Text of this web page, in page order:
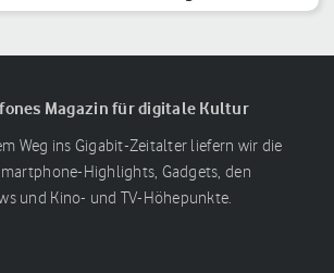
Magazin für digitale Kultur
Weg ins Gigabit-Zeitalter liefern wir die
Highlights, Gadgets, den
und Kino- und TV-Höhepunkte.